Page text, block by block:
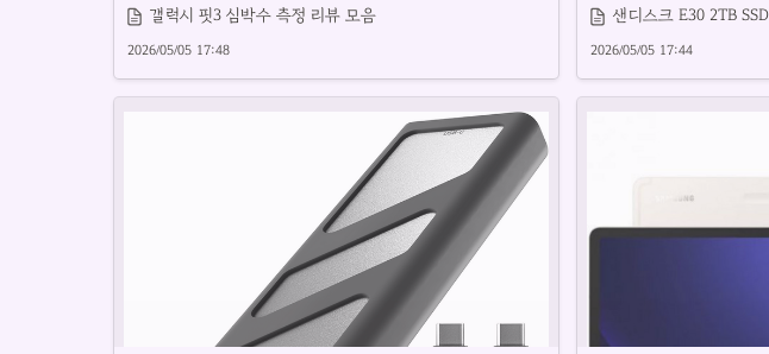
정확한 심박수 측정이 가능한 인기 제품을 소개합니다.
갤럭시 핏3 심박수 측정 리뷰 모음
2026/05/05 17:48
샌디스크 E30 2TB
2026/05/05 17:44